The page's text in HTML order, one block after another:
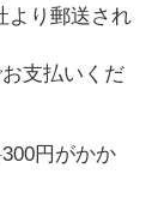
より郵送され
支払いくだ
円がかか